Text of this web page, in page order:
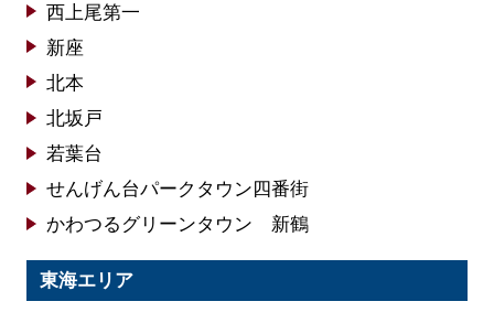
西上尾第一
新座
北本
北坂戸
若葉台
せんげん台パークタウン四番街
かわつるグリーンタウン 新鶴
東海エリア